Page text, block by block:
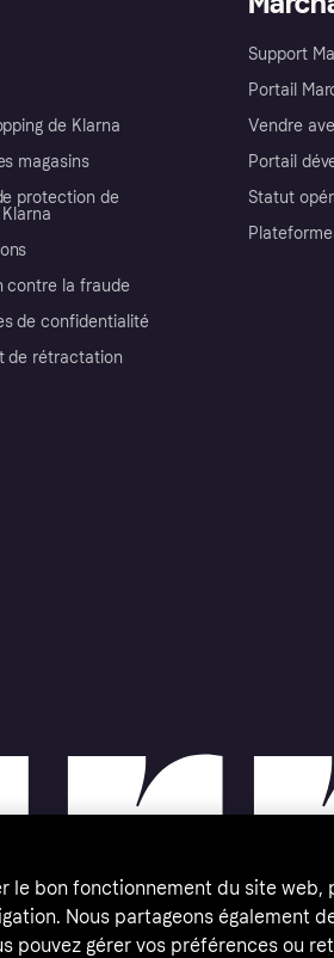
de Klarna
magasins
protection de
Klarna
contre la fraude
de confidentialité
de rétractation
Support
Portail
Vendre
Portail
Statut
le bon fonctionnement du site web,
Nous partageons également
pouvez gérer vos préférences ou